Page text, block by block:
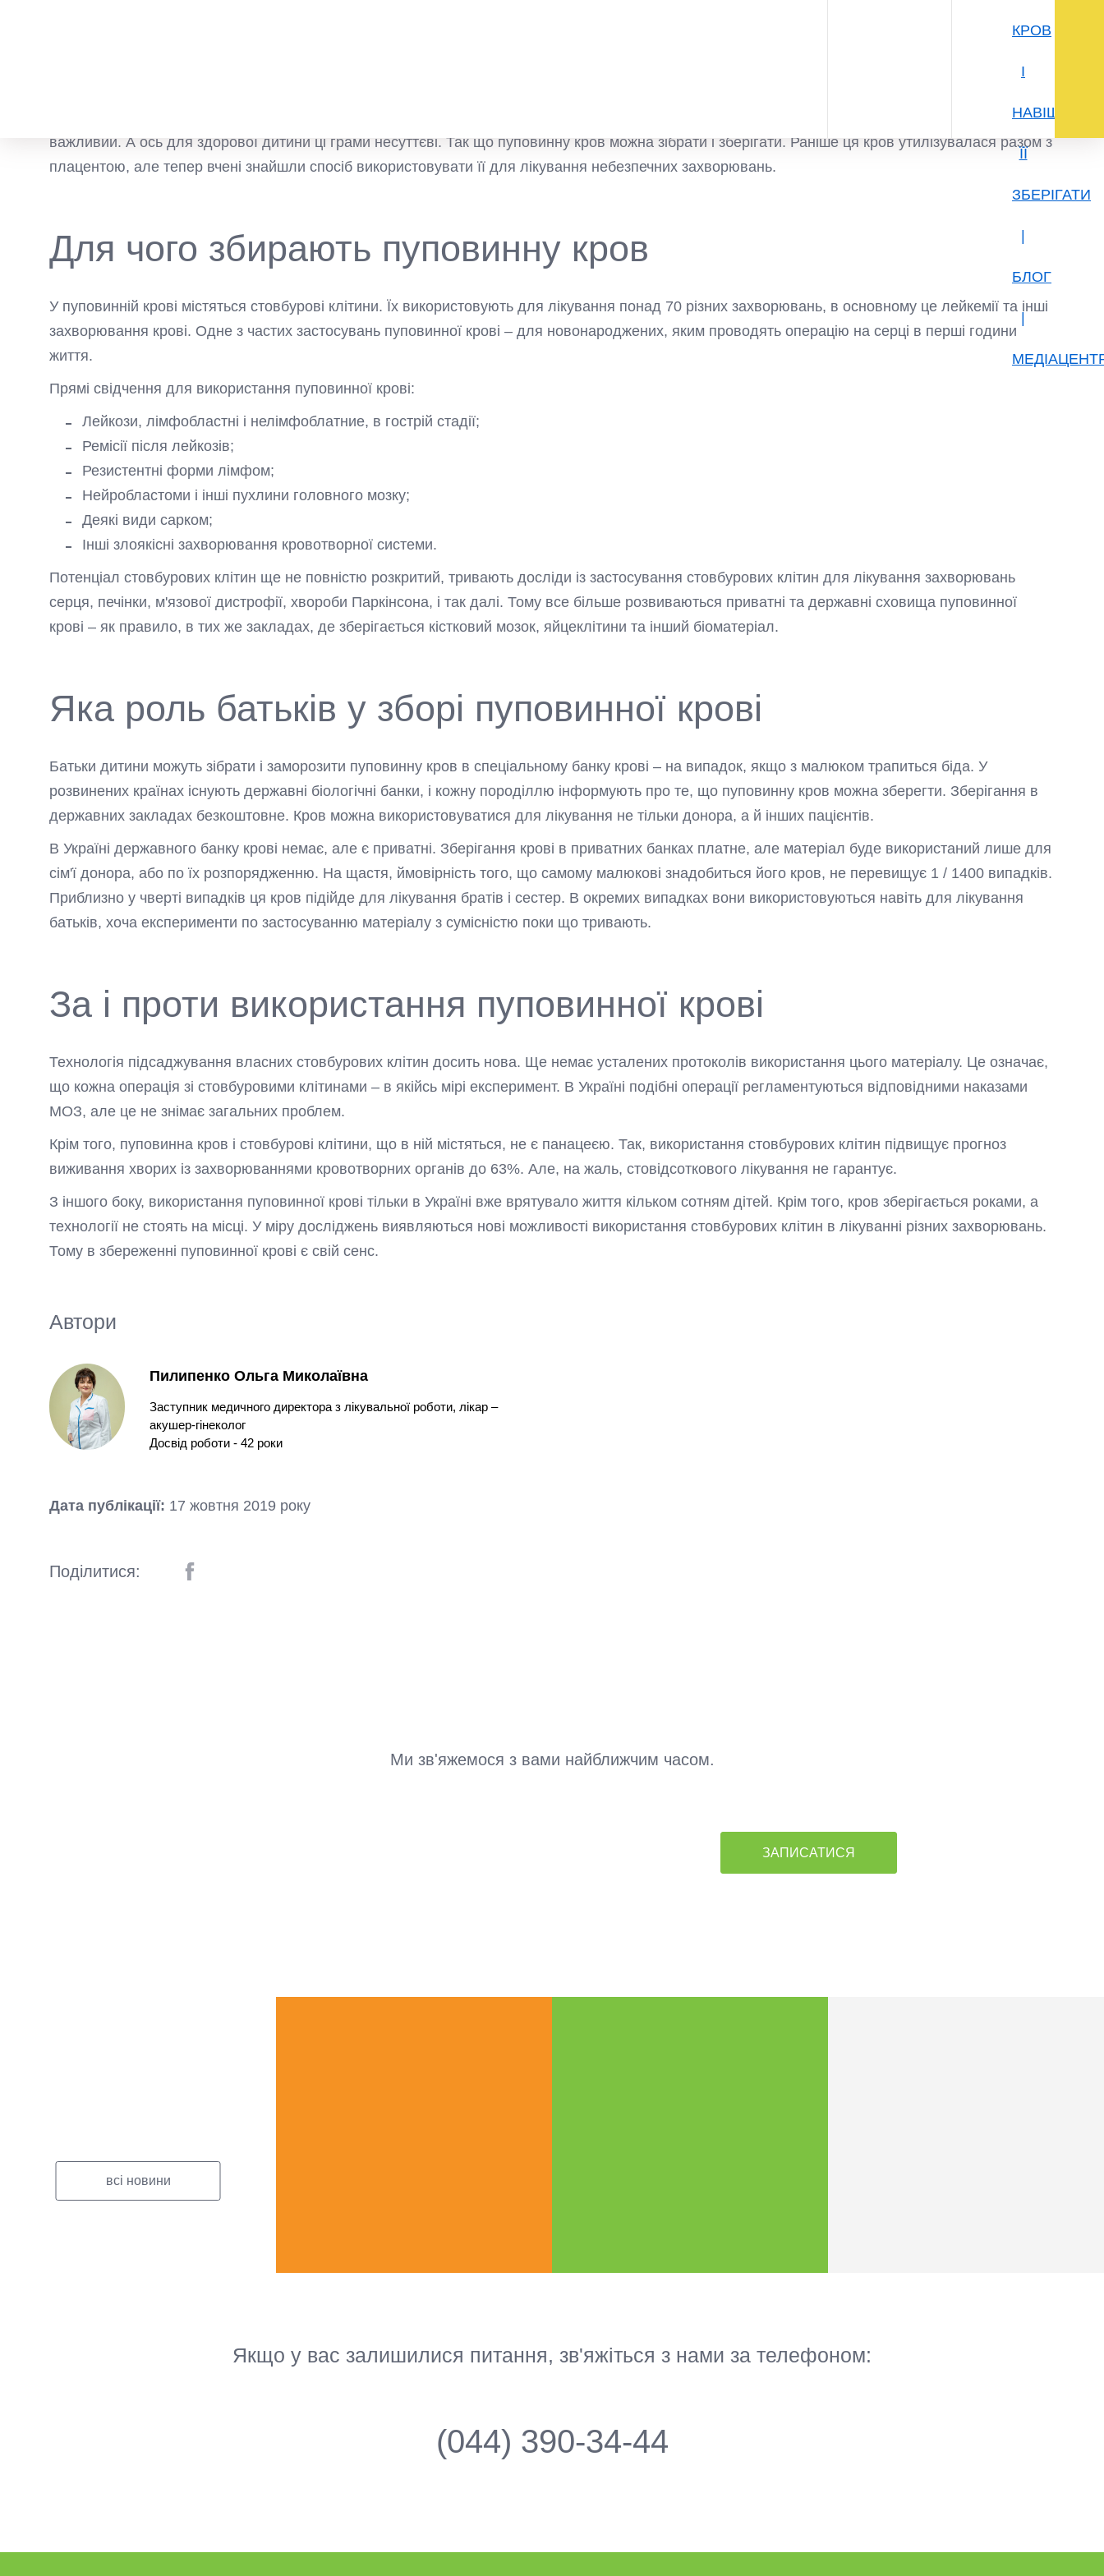
Після того, як дитина почала дихати, лікарі затискають пуповину і перерізають її. Нервових закінчень в пуповині немає, так що болі малюк не
важливий. А ось для здорової дитини ці грами несуттєві. Так що пуповинну кров можна зібрати і зберігати. Раніше ця кров утилізувалася разом з
плацентою, але тепер вчені знайшли спосіб використовувати її для лікування небезпечних захворювань.
Для чого збирають пуповинну кров
У пуповинній крові містяться стовбурові клітини. Їх використовують для лікування понад 70 різних захворювань, в основному це лейкемії та інші
захворювання крові. Одне з частих застосувань пуповинної крові – для новонароджених, яким проводять операцію на серці в перші години
життя.
Прямі свідчення для використання пуповинної крові:
Лейкози, лімфобластні і нелімфоблатние, в гострій стадії;
Ремісії після лейкозів;
Резистентні форми лімфом;
Нейробластоми і інші пухлини головного мозку;
Деякі види сарком;
Інші злоякісні захворювання кровотворної системи.
Потенціал стовбурових клітин ще не повністю розкритий, тривають досліди із застосування стовбурових клітин для лікування захворювань
серця, печінки, м'язової дистрофії, хвороби Паркінсона, і так далі. Тому все більше розвиваються приватні та державні сховища пуповинної
крові – як правило, в тих же закладах, де зберігається кістковий мозок, яйцеклітини та інший біоматеріал.
Яка роль батьків у зборі пуповинної крові
Батьки дитини можуть зібрати і заморозити пуповинну кров в спеціальному банку крові – на випадок, якщо з малюком трапиться біда. У
розвинених країнах існують державні біологічні банки, і кожну породіллю інформують про те, що пуповинну кров можна зберегти. Зберігання в
державних закладах безкоштовне. Кров можна використовуватися для лікування не тільки донора, а й інших пацієнтів.
В Україні державного банку крові немає, але є приватні. Зберігання крові в приватних банках платне, але матеріал буде використаний лише для
сім'ї донора, або по їх розпорядженню. На щастя, ймовірність того, що самому малюкові знадобиться його кров, не перевищує 1 / 1400 випадків.
Приблизно у чверті випадків ця кров підійде для лікування братів і сестер. В окремих випадках вони використовуються навіть для лікування
батьків, хоча експерименти по застосуванню матеріалу з сумісністю поки що тривають.
За і проти використання пуповинної крові
Технологія підсаджування власних стовбурових клітин досить нова. Ще немає усталених протоколів використання цього матеріалу. Це означає,
що кожна операція зі стовбуровими клітинами – в якійсь мірі експеримент. В Україні подібні операції регламентуються відповідними наказами
МОЗ, але це не знімає загальних проблем.
Крім того, пуповинна кров і стовбурові клітини, що в ній містяться, не є панацеєю. Так, використання стовбурових клітин підвищує прогноз
виживання хворих із захворюваннями кровотворних органів до 63%. Але, на жаль, стовідсоткового лікування не гарантує.
З іншого боку, використання пуповинної крові тільки в Україні вже врятувало життя кільком сотням дітей. Крім того, кров зберігається роками, а
технології не стоять на місці. У міру досліджень виявляються нові можливості використання стовбурових клітин в лікуванні різних захворювань.
Тому в збереженні пуповинної крові є свій сенс.
Автори
Пилипенко Ольга Миколаївна
Заступник медичного директора з лікувальної роботи, лікар –
акушер-гінеколог
Досвід роботи - 42 роки
Дата публікації: 17 жовтня 2019 року
Поділитися:
Ми зв'яжемося з вами найближчим часом.
всі новини
Якщо у вас залишилися питання, зв'яжіться з нами за телефоном:
(044) 390-34-44